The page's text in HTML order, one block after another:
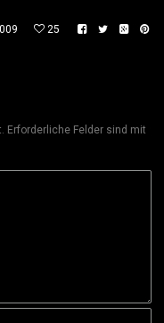
25
Erforderliche Felder sind mit